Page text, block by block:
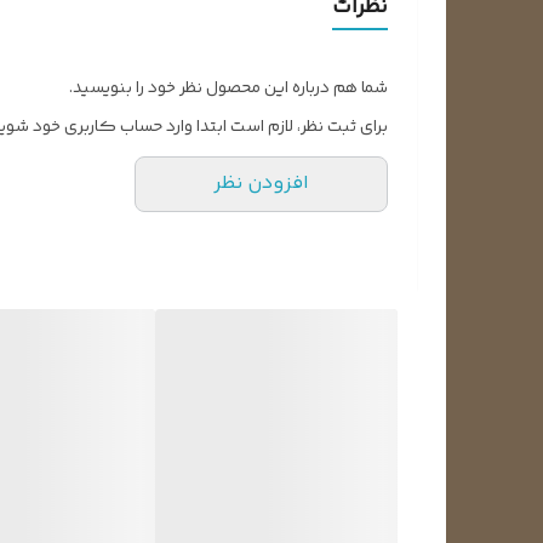
نظرات
شما هم درباره این محصول نظر خود را بنویسید.
برای ثبت نظر، لازم است ابتدا وارد حساب کاربری خود
افزودن نظر